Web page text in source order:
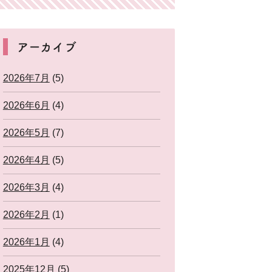
アーカイブ
2026年7月 (5)
2026年6月 (4)
2026年5月 (7)
2026年4月 (5)
2026年3月 (4)
2026年2月 (1)
2026年1月 (4)
2025年12月 (5)